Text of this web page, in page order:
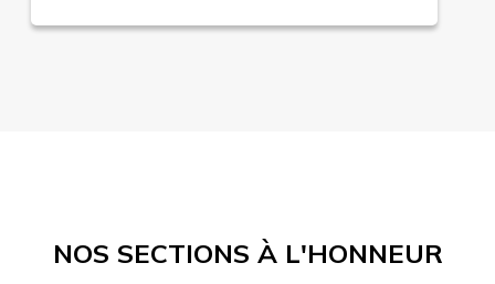
NOS SECTIONS À L'HONNEUR